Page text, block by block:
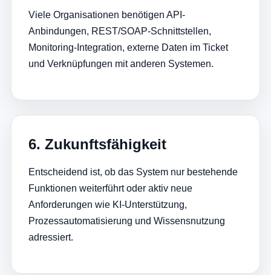
Viele Organisationen benötigen API-
Anbindungen, REST/SOAP-Schnittstellen,
Monitoring-Integration, externe Daten im Ticket
und Verknüpfungen mit anderen Systemen.
6. Zukunftsfähigkeit
Entscheidend ist, ob das System nur bestehende
Funktionen weiterführt oder aktiv neue
Anforderungen wie KI-Unterstützung,
Prozessautomatisierung und Wissensnutzung
adressiert.